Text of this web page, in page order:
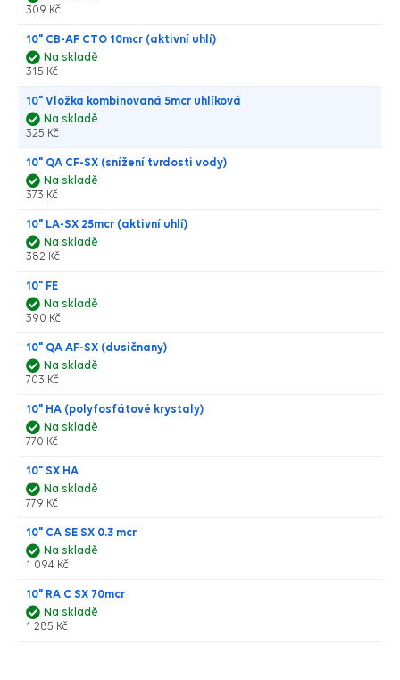
309 Kč
10" CB-AF CTO 10mcr (aktivní uhlí)
Na skladě
315 Kč
10" Vložka kombinovaná 5mcr uhlíková
Na skladě
325 Kč
10" QA CF-SX (snížení tvrdosti vody)
Na skladě
373 Kč
10" LA-SX 25mcr (aktivní uhlí)
Na skladě
382 Kč
10" FE
Na skladě
390 Kč
10" QA AF-SX (dusičnany)
Na skladě
703 Kč
10" HA (polyfosfátové krystaly)
Na skladě
770 Kč
10" SX HA
Na skladě
779 Kč
10" CA SE SX 0.3 mcr
Na skladě
1 094 Kč
10" RA C SX 70mcr
Na skladě
1 285 Kč